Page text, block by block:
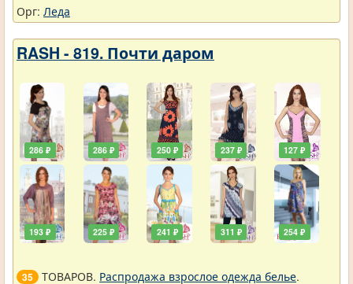
Орг: Леда
RASH - 819. Почти даром
286 ₽
193 ₽
286 ₽
225 ₽
250 ₽
241 ₽
237 ₽
311 ₽
127 ₽
254 ₽
35 ТОВАРОВ. Распродажа взрослое одежда белье.